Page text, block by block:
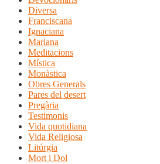
Diversa
Franciscana
Ignaciana
Mariana
Meditacions
Mística
Monàstica
Obres Generals
Pares del desert
Pregària
Testimonis
Vida quotidiana
Vida Religiosa
Litúrgia
Mort i Dol